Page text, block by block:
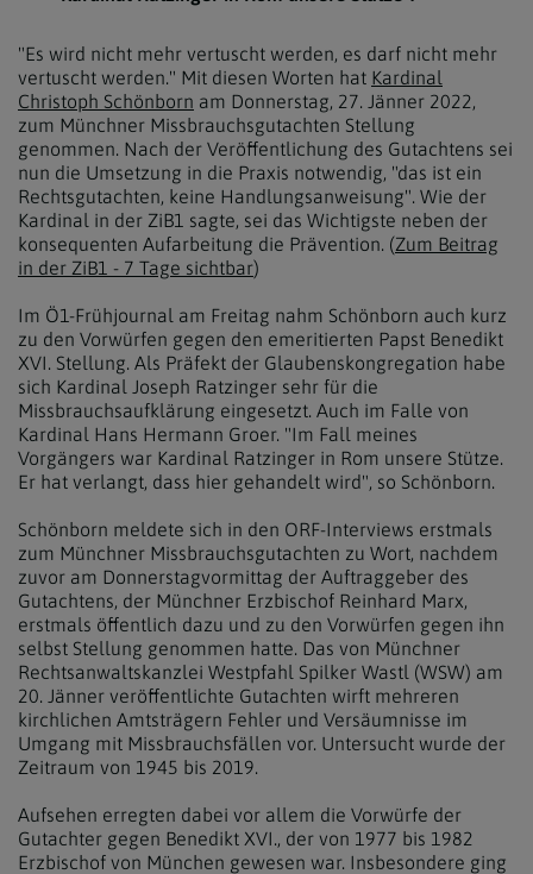
"Es wird nicht mehr vertuscht werden, es darf nicht mehr
vertuscht werden." Mit diesen Worten hat Kardinal
Christoph Schönborn am Donnerstag, 27. Jänner 2022,
zum Münchner Missbrauchsgutachten Stellung
genommen. Nach der Veröffentlichung des Gutachtens sei
nun die Umsetzung in die Praxis notwendig, "das ist ein
Rechtsgutachten, keine Handlungsanweisung". Wie der
Kardinal in der ZiB1 sagte, sei das Wichtigste neben der
konsequenten Aufarbeitung die Prävention. (Zum Beitrag
in der ZiB1 - 7 Tage sichtbar)
Im Ö1-Frühjournal am Freitag nahm Schönborn auch kurz
zu den Vorwürfen gegen den emeritierten Papst Benedikt
XVI. Stellung. Als Präfekt der Glaubenskongregation habe
sich Kardinal Joseph Ratzinger sehr für die
Missbrauchsaufklärung eingesetzt. Auch im Falle von
Kardinal Hans Hermann Groer. "Im Fall meines
Vorgängers war Kardinal Ratzinger in Rom unsere Stütze.
Er hat verlangt, dass hier gehandelt wird", so Schönborn.
Schönborn meldete sich in den ORF-Interviews erstmals
zum Münchner Missbrauchsgutachten zu Wort, nachdem
zuvor am Donnerstagvormittag der Auftraggeber des
Gutachtens, der Münchner Erzbischof Reinhard Marx,
erstmals öffentlich dazu und zu den Vorwürfen gegen ihn
selbst Stellung genommen hatte. Das von Münchner
Rechtsanwaltskanzlei Westpfahl Spilker Wastl (WSW) am
20. Jänner veröffentlichte Gutachten wirft mehreren
kirchlichen Amtsträgern Fehler und Versäumnisse im
Umgang mit Missbrauchsfällen vor. Untersucht wurde der
Zeitraum von 1945 bis 2019.
Aufsehen erregten dabei vor allem die Vorwürfe der
Gutachter gegen Benedikt XVI., der von 1977 bis 1982
Erzbischof von München gewesen war. Insbesondere ging